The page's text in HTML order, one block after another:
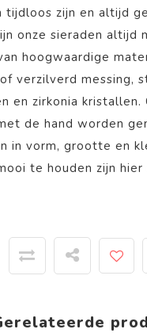
tijdloos zijn en altijd
onze sieraden altijd
hoogwaardige
verzilverd messing,
en zirkonia kristallen.
de hand worden
in vorm, grootte en
te houden zijn hier